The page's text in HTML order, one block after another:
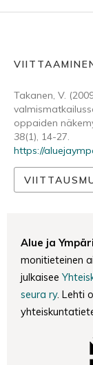
Takanen, V.
oppaiden
38(1), 14-27.
https://
Alue ja
monitieteinen
julkaisee
seura ry. Lehti